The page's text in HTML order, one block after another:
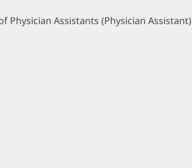
Physician Assistants (Physician Assistant)